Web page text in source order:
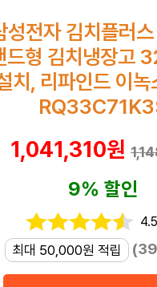
성전자 김치플러
드형 김치냉장고
치, 리파인드 이
1,041,310원
9% 할인
최대 50,000원 적립